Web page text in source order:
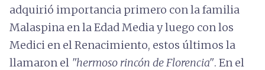
adquirió importancia primero con la familia
Malaspina en la Edad Media y luego con los
Medici en el Renacimiento, estos últimos la
llamaron el "hermoso rincón de Florencia". En el